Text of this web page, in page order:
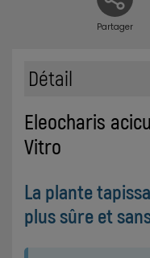
Partager
Détail
Eleocharis
Vitro
La plante
plus sûre et